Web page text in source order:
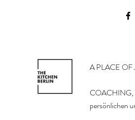
A PLACE OF
COACHING,
persönlichen